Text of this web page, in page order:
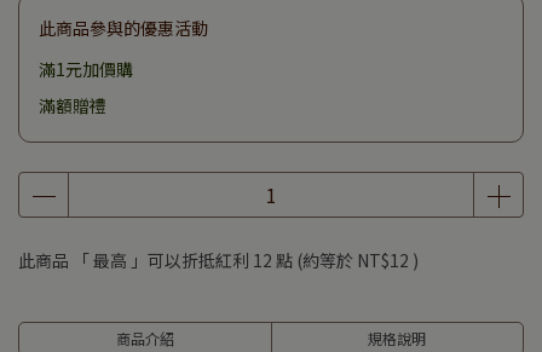
此商品參與的優惠活動
滿1元加價購
滿額贈禮
此商品 「 最高 」可以折抵紅利 12 點 (約等於 NT$12 )
商品介紹 規格說明